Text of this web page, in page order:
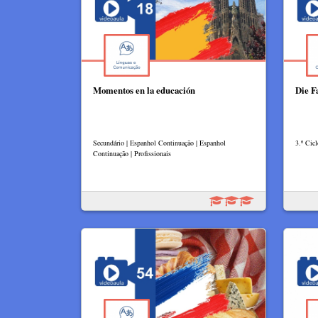
Momentos en la educación
Secundário | Espanhol Continuação | Espanhol
Continuação | Profissionais
Die
3.º